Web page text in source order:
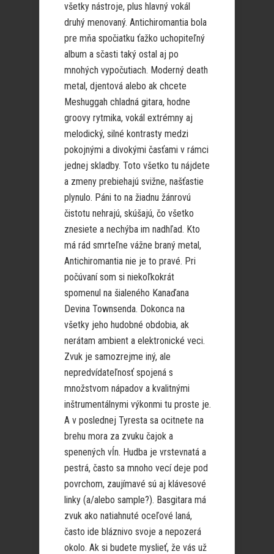
všetky nástroje, plus hlavný vokál
druhý menovaný. Antichiromantia bola
pre mňa spočiatku ťažko uchopiteľný
album a sčasti taký ostal aj po
mnohých vypočutiach. Moderný death
metal, djentová alebo ak chcete
Meshuggah chladná gitara, hodne
groovy rytmika, vokál extrémny aj
melodický, silné kontrasty medzi
pokojnými a divokými časťami v rámci
jednej skladby. Toto všetko tu nájdete
a zmeny prebiehajú svižne, našťastie
plynulo. Páni to na žiadnu žánrovú
čistotu nehrajú, skúšajú, čo všetko
znesiete a nechýba im nadhľad. Kto
má rád smrteľne vážne braný metal,
Antichiromantia nie je to pravé. Pri
počúvaní som si niekoľkokrát
spomenul na šialeného Kanaďana
Devina Townsenda. Dokonca na
všetky jeho hudobné obdobia, ak
nerátam ambient a elektronické veci.
Zvuk je samozrejme iný, ale
nepredvídateľnosť spojená s
množstvom nápadov a kvalitnými
inštrumentálnymi výkonmi tu proste je.
A v poslednej Tyresta sa ocitnete na
brehu mora za zvuku čajok a
spenených vĺn. Hudba je vrstevnatá a
pestrá, často sa mnoho vecí deje pod
povrchom, zaujímavé sú aj klávesové
linky (a/alebo sample?). Basgitara má
zvuk ako natiahnuté oceľové laná,
často ide bláznivo svoje a nepozerá
okolo. Ak si budete myslieť, že vás už